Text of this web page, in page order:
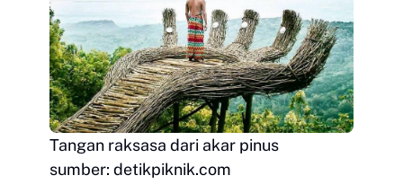
Tangan raksasa dari akar pinus
sumber: detikpiknik.com